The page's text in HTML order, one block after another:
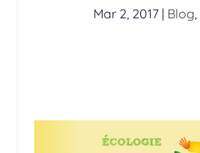
Mar 2, 2017| Blog,